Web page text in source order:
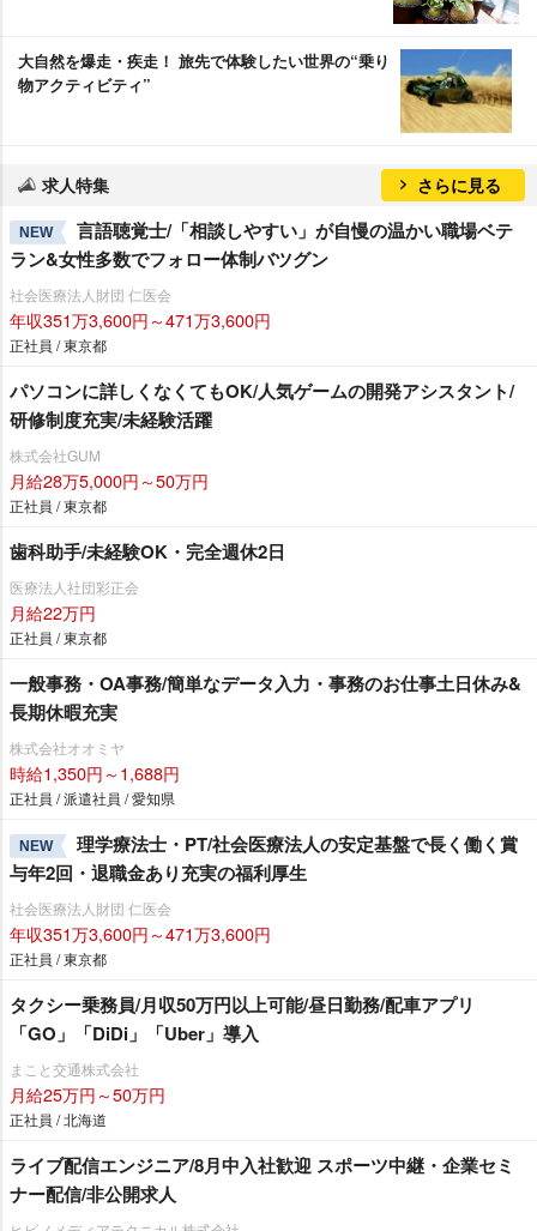
大自然を爆走・疾走！ 旅先で体験したい世界の“乗り
物アクティビティ”
求人特集 さらに見る
NEW
言語聴覚士/「相談しやすい」が自慢の温かい職場ベテ
ラン&女性多数でフォロー体制バツグン
社会医療法人財団 仁医会
年収351万3,600円～471万3,600円
正社員 / 東京都
パソコンに詳しくなくてもOK/人気ゲームの開発アシスタント/
研修制度充実/未経験活躍
株式会社GUM
月給28万5,000円～50万円
正社員 / 東京都
歯科助手/未経験OK・完全週休2日
医療法人社団彩正会
月給22万円
正社員 / 東京都
一般事務・OA事務/簡単なデータ入力・事務のお仕事土日休み&
長期休暇充実
株式会社オオミヤ
時給1,350円～1,688円
正社員 / 派遣社員 / 愛知県
NEW
理学療法士・PT/社会医療法人の安定基盤で長く働く賞
与年2回・退職金あり充実の福利厚生
社会医療法人財団 仁医会
年収351万3,600円～471万3,600円
正社員 / 東京都
タクシー乗務員/月収50万円以上可能/昼日勤務/配車アプリ
「GO」「DiDi」「Uber」導入
まこと交通株式会社
月給25万円～50万円
正社員 / 北海道
ライブ配信エンジニア/8月中入社歓迎 スポーツ中継・企業セミ
ナー配信/非公開求人